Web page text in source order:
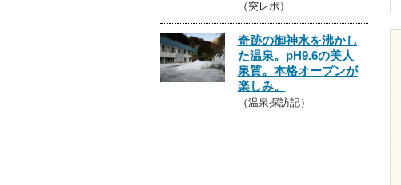
（突レポ）
奇跡の御神水を沸かし
た温泉。pH9.6の美人
泉質。本格オープンが
楽しみ。
（温泉探訪記）